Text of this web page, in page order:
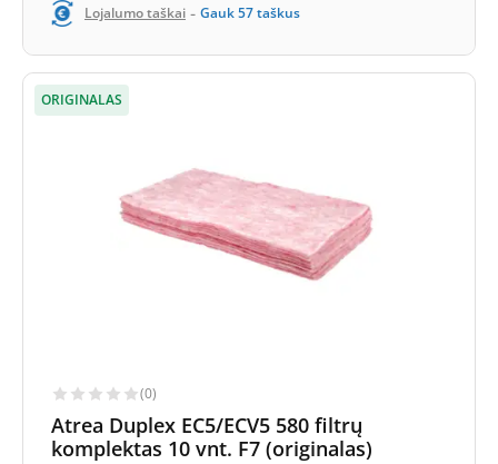
Lojalumo taškai - Gauk57taškus
ORIGINALAS
(0)
Atrea Duplex EC5/ECV5 580 filtrų
komplektas 10 vnt. F7 (originalas)